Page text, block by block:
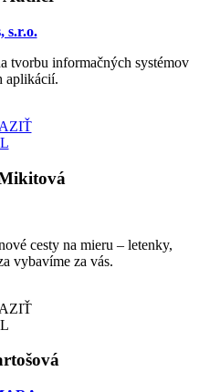
s.r.o.
tvorbu informačných systémov
aplikácií.
cesty na mieru – letenky,
vybavíme za vás.